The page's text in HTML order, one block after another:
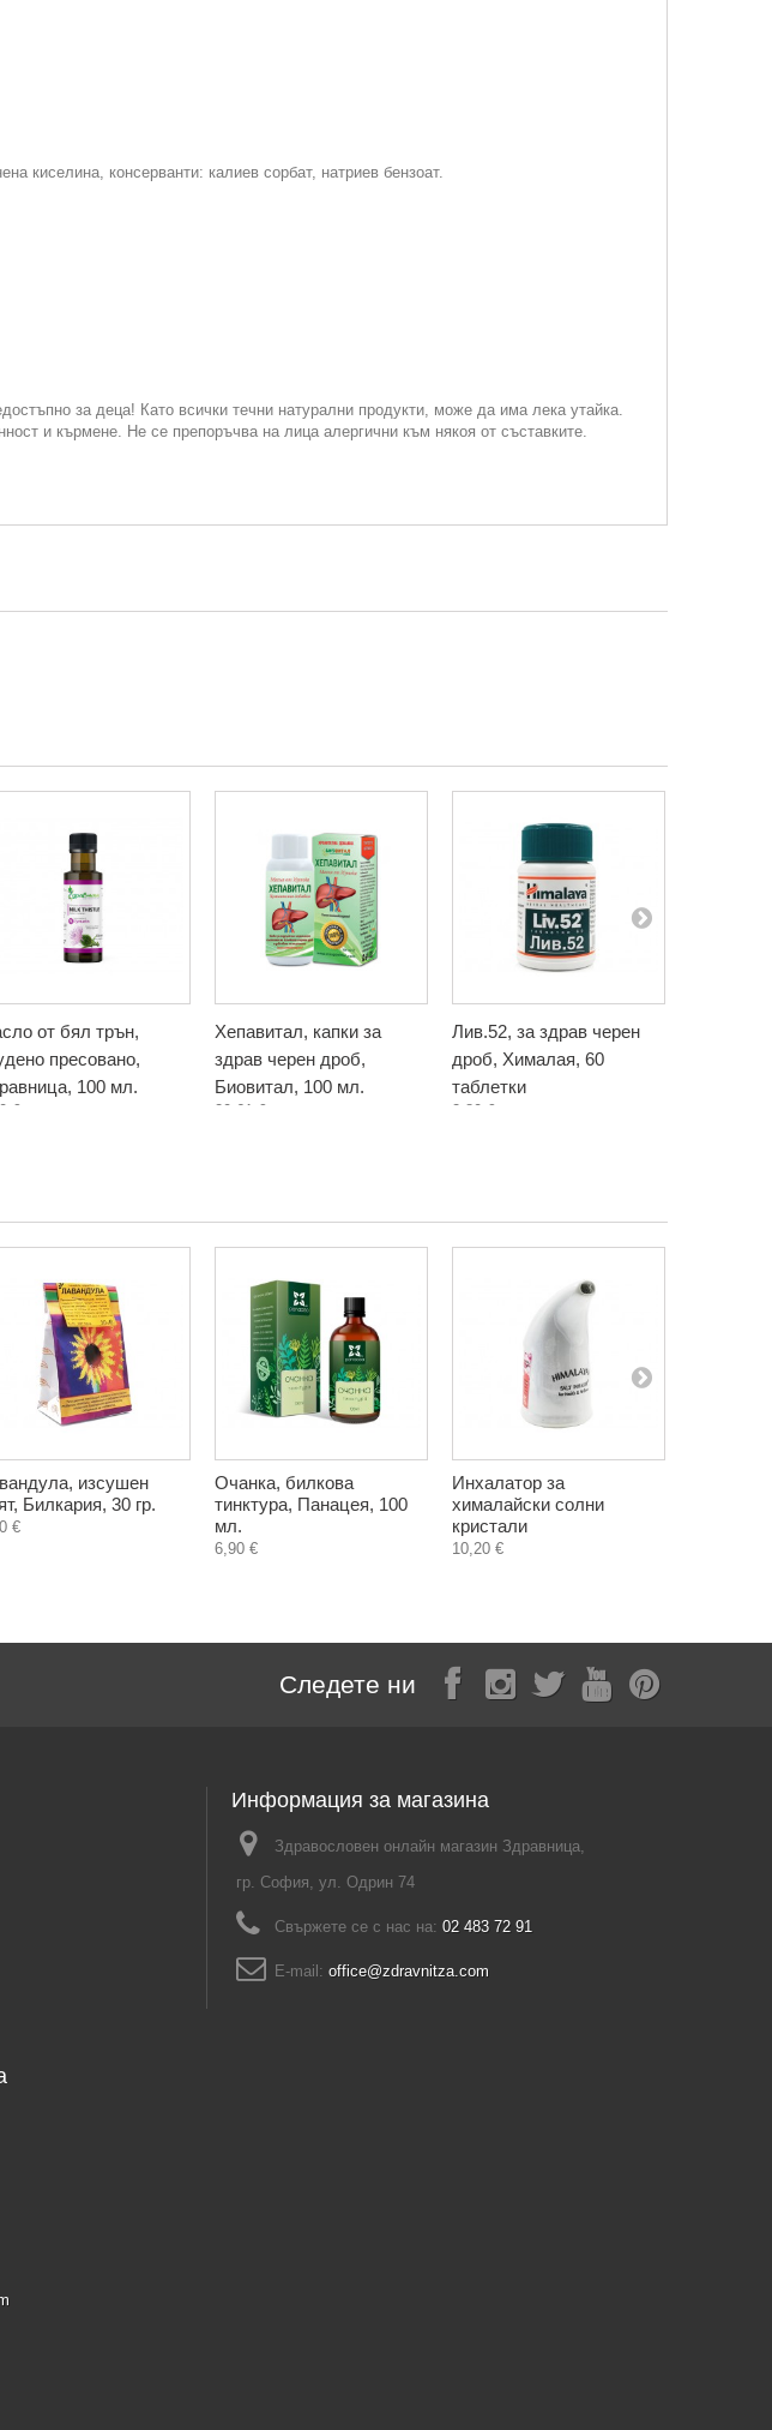
кисeлина, консeрванти: калиeв сорбaт, нaтриев бeнзоат.
за деца! Като всички течни натурални продукти, може да има лека утайка.
и кърмене. Не се препоръчва на лица алергични към някоя от съставките.
от бял трън,
пресовано,
100 мл.
€
Хепавитал, капки за
здрав черен дроб,
Биовитал, 100 мл.
20,61 €
Лив.52, за здрав черен
дроб, Хималая, 60
таблетки
2,80 €
изсушен
Билкария, 30 гр.
€
Очанка, билкова
тинктура, Панацея, 100
мл.
6,90 €
Инхалатор за
хималайски солни
кристали
10,20 €
Следете ни
Информация за магазина
Здравословен онлайн магазин Здравница,
гр. София, ул. Одрин 74
Свържете се с нас на: 02 483 72 91
E-mail: office@zdravnitza.com